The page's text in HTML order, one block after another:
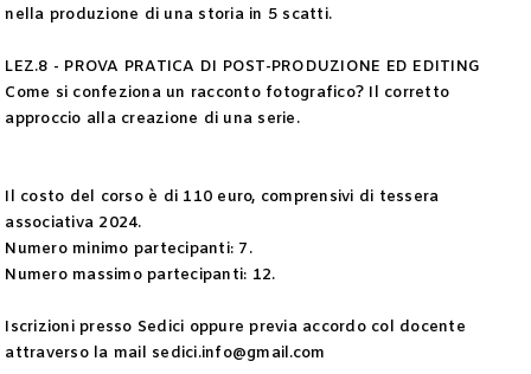
nella produzione di una storia in 5 scatti.
LEZ.8 - PROVA PRATICA DI POST-PRODUZIONE ED EDITING
Come si confeziona un racconto fotografico? Il corretto
approccio alla creazione di una serie.
Il costo del corso è di 110 euro, comprensivi di tessera
associativa 2024.
Numero minimo partecipanti: 7.
Numero massimo partecipanti: 12.
Iscrizioni presso Sedici oppure previa accordo col docente
attraverso la mail sedici.info@gmail.com